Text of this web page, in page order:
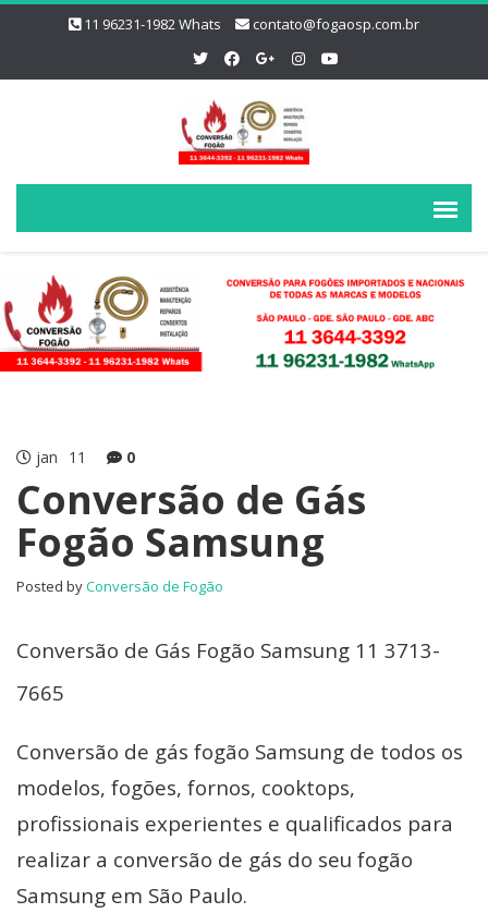
11 96231-1982 Whats contato@fogaosp.com.br
jan 11 0
Conversão de Gás
Fogão Samsung
Posted byConversão de Fogão
Conversão de Gás Fogão Samsung 11 3713-
7665
Conversão de gás fogão Samsung de todos os
modelos, fogões, fornos, cooktops,
profissionais experientes e qualificados para
realizar a conversão de gás do seu fogão
Samsung em São Paulo.